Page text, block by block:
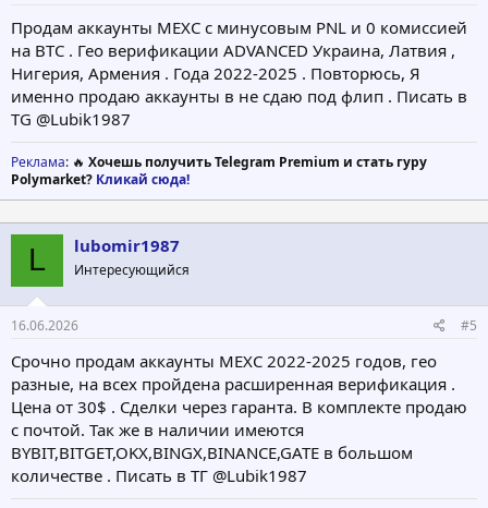
Продам аккаунты МЕХС с минусовым PNL и 0 комиссией
на ВТС . Гео верификации ADVANCED Украина, Латвия ,
Нигерия, Армения . Года 2022-2025 . Повторюсь, Я
именно продаю аккаунты в не сдаю под флип . Писать в
TG @Lubik1987
Реклама: 🔥 Хочешь получить Telegram Premium и стать гуру
Polymarket? Кликай сюда!
L lubomir1987
Интересующийся
16.06.2026 #5
Срочно продам аккаунты МЕХС 2022-2025 годов, гео
разные, на всех пройдена расширенная верификация .
Цена от 30$ . Сделки через гаранта. В комплекте продаю
с почтой. Так же в наличии имеются
BYBIT,BITGET,OKX,BINGX,BINANCE,GATE в большом
количестве . Писать в ТГ @Lubik1987